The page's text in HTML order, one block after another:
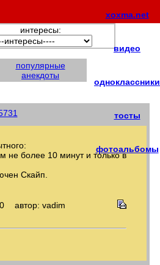
xoxma.net
видео
одноклассники
тосты
фотоальбомы
интересы:
популярные
анекдоты
не более 10 минут и только в
Скайп.
автор: vadim